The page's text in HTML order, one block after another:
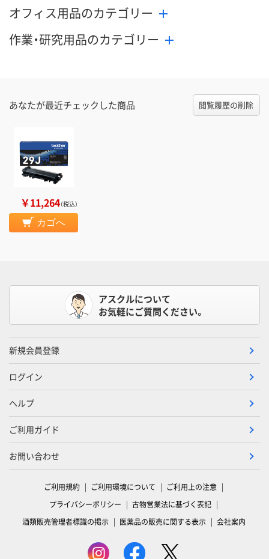
オフィス用品のカテゴリー
作業・研究用品のカテゴリー
あなたが最近チェックした商品 閲覧履歴の削除
￥11,264（税込）
カゴへ
アスクルについて
お気軽にご質問ください。
新規会員登録
ログイン
ヘルプ
ご利用ガイド
お問い合わせ
ご利用規約 ご利用環境について
ご利用上の注意
プライバシーポリシー
古物営業法に基づく表記
酒類販売管理者標識の掲示
医薬品の販売に関する表示 会社案内